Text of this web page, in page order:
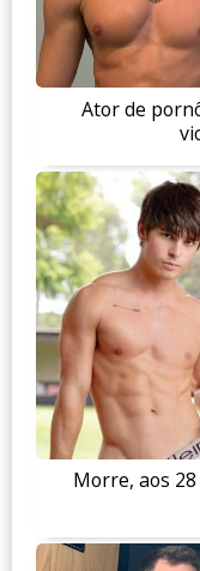
Ator de
Morre, aos